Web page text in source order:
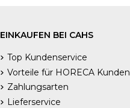
EINKAUFEN BEI CAHS
Top Kundenservice
Vorteile für HORECA Kunden
Zahlungsarten
Lieferservice